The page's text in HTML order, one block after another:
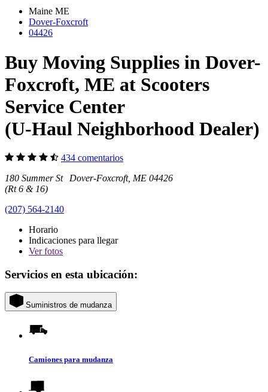
Maine ME
Dover-Foxcroft
04426
Buy Moving Supplies in Dover-
Foxcroft, ME at Scooters
Service Center
(U-Haul Neighborhood Dealer)
434 comentarios
180 Summer St Dover-Foxcroft, ME 04426
(Rt 6 & 16)
(207) 564-2140
Horario
Indicaciones para llegar
Verfotos
Servicios en esta ubicación:
Suministros de mudanza
Camiones para mudanza